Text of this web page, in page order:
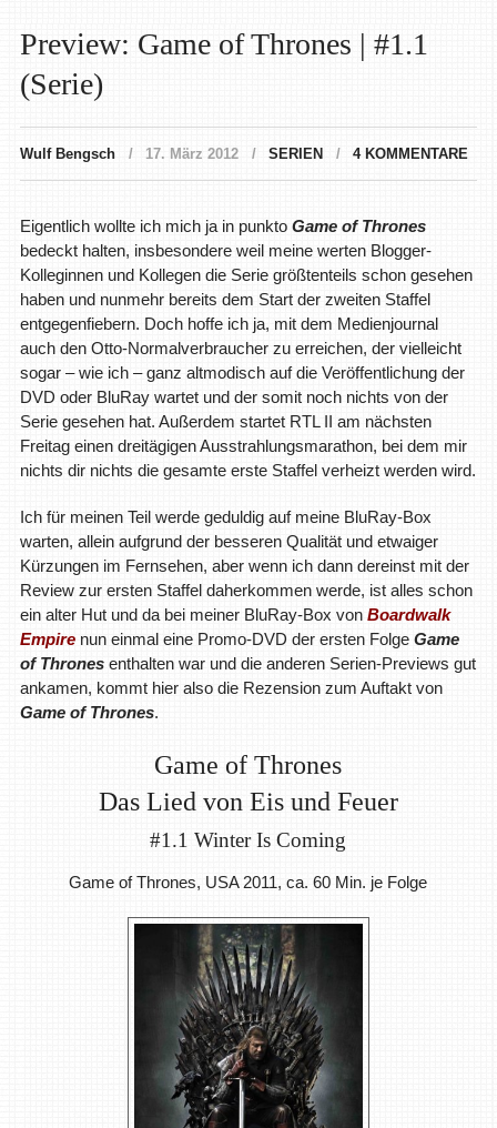
Preview: Game of Thrones | #1.1
(Serie)
Wulf Bengsch 17. März 2012 SERIEN 4 KOMMENTARE
Eigentlich wollte ich mich ja in punkto Game of Thrones
bedeckt halten, insbesondere weil meine werten Blogger-
Kolleginnen und Kollegen die Serie größtenteils schon gesehen
haben und nunmehr bereits dem Start der zweiten Staffel
entgegenfiebern. Doch hoffe ich ja, mit dem Medienjournal
auch den Otto-Normalverbraucher zu erreichen, der vielleicht
sogar – wie ich – ganz altmodisch auf die Veröffentlichung der
DVD oder BluRay wartet und der somit noch nichts von der
Serie gesehen hat. Außerdem startet RTL II am nächsten
Freitag einen dreitägigen Ausstrahlungsmarathon, bei dem mir
nichts dir nichts die gesamte erste Staffel verheizt werden wird.
Ich für meinen Teil werde geduldig auf meine BluRay-Box
warten, allein aufgrund der besseren Qualität und etwaiger
Kürzungen im Fernsehen, aber wenn ich dann dereinst mit der
Review zur ersten Staffel daherkommen werde, ist alles schon
ein alter Hut und da bei meiner BluRay-Box von Boardwalk
Empirenun einmal eine Promo-DVD der ersten Folge Game
of Thronesenthalten war und die anderen Serien-Previews gut
ankamen, kommt hier also die Rezension zum Auftakt von
Game of Thrones.
Game of Thrones
Das Lied von Eis und Feuer
#1.1 Winter Is Coming
Game of Thrones, USA 2011, ca. 60 Min. je Folge